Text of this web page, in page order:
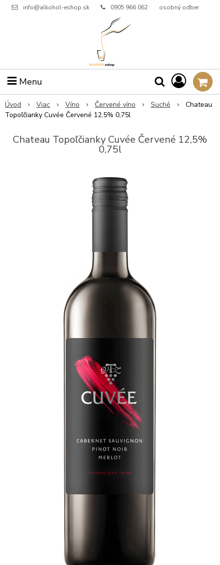
info@alkohol-eshop.sk 0905 966 062 osobný odber
Menu
Úvod Viac Víno Červené víno Suché
Chateau
Topoľčianky Cuvée Červené 12,5% 0,75l
Chateau Topoľčianky Cuvée Červené 12,5%
0,75l